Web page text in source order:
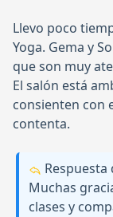
Llevo poco
Yoga. Gema y
que son muy
El salón está
consienten con
contenta.
Respuesta
Muchas
clases y